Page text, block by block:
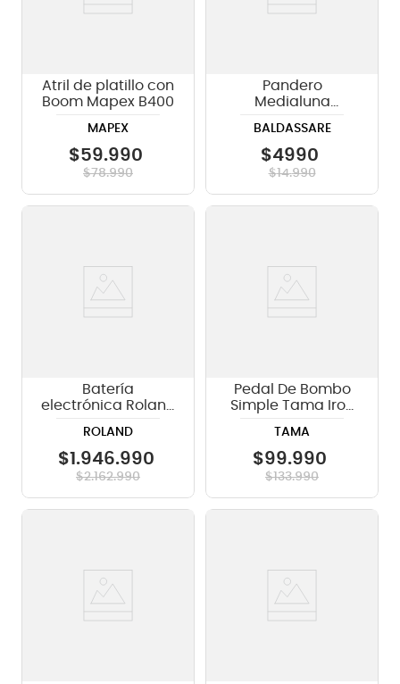
Atril de platillo con
Boom Mapex B400
MAPEX
$59.990
$78.990
Pandero
Medialuna
PTWJ220R, RD
BALDASSARE
$4990
$14.990
Batería
electrónica Roland
ROLAND
$1 .946.990
$2.162.990
Pedal De Bombo
Simple Tama Iron
TAMA
$99.990
$133.990